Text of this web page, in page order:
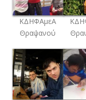
ΚΔΗΦΑμεΑ
Θραψανού